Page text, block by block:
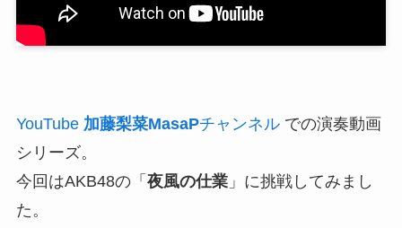
YouTube 加藤梨菜MasaPチャンネルでの演奏動画
シリーズ。
今回はAKB48の「 夜風の仕業」に挑戦してみまし
た。